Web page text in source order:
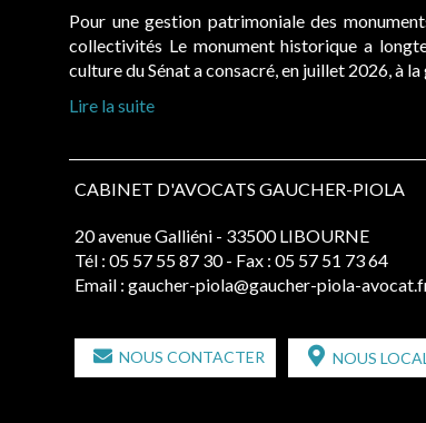
Pour une gestion patrimoniale des
collectivités Le monument historique a
culture du Sénat a consacré, en juillet 2026, à
Lire la suite
CABINET D'AVOCATS GAUCHER-PIOLA
20 avenue Galliéni - 33500 LIBOURNE
Tél : 05 57 55 87 30 - Fax : 05 57 51 73 64
Email : gaucher-piola@gaucher-piola-
NOUS CONTACTER NOUS